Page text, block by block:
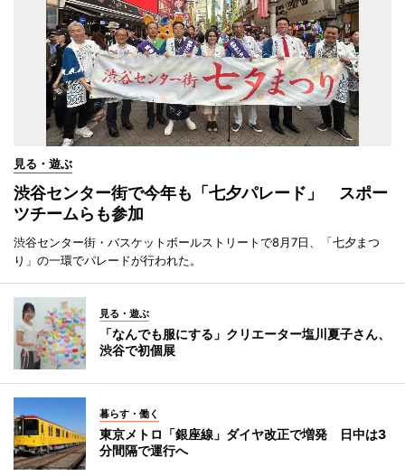
見る・遊ぶ
渋谷センター街で今年も「七夕パレード」 スポー
ツチームらも参加
渋谷センター街・バスケットボールストリートで8月7日、「七夕まつ
り」の一環でパレードが行われた。
見る・遊ぶ
「なんでも服にする」クリエーター塩川夏子さん、
渋谷で初個展
暮らす・働く
東京メトロ「銀座線」ダイヤ改正で増発 日中は3
分間隔で運行へ